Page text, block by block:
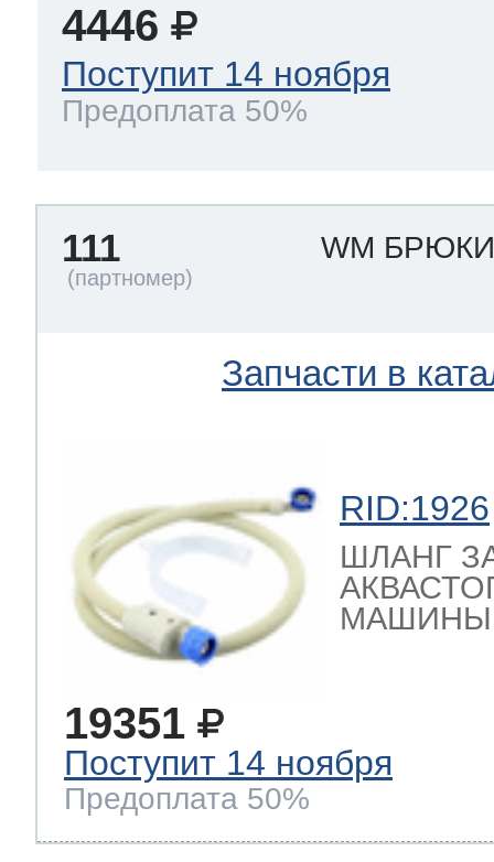
4446
Поступит 14 ноября
Предоплата 50%
111 WM
Запчасти в
RID:1926
ШЛАНГ
МАШИНЫ
19351
Поступит 14 ноября
Предоплата 50%